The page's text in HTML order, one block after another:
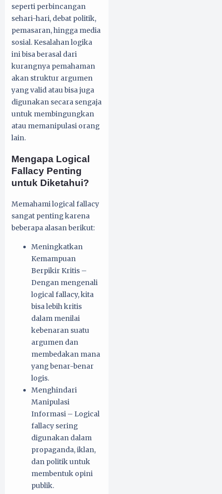
seperti perbincangan
sehari-hari, debat politik,
pemasaran, hingga media
sosial. Kesalahan logika
ini bisa berasal dari
kurangnya pemahaman
akan struktur argumen
yang valid atau bisa juga
digunakan secara sengaja
untuk membingungkan
atau memanipulasi orang
lain.
Mengapa Logical
Fallacy Penting
untuk Diketahui?
Memahami logical fallacy
sangat penting karena
beberapa alasan berikut:
Meningkatkan
Kemampuan
Berpikir Kritis –
Dengan mengenali
logical fallacy, kita
bisa lebih kritis
dalam menilai
kebenaran suatu
argumen dan
membedakan mana
yang benar-benar
logis.
Menghindari
Manipulasi
Informasi – Logical
fallacy sering
digunakan dalam
propaganda, iklan,
dan politik untuk
membentuk opini
publik.